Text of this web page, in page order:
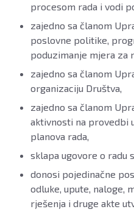
procesom rada i vodi
zajedno sa članom
poslovne politike,
poduzimanje mjera za
zajedno sa članom
organizaciju Društva,
zajedno sa članom
aktivnosti na provedbi
planova rada,
sklapa ugovore o radu
donosi pojedinačne
odluke, upute, naloge,
rješenja i druge akte